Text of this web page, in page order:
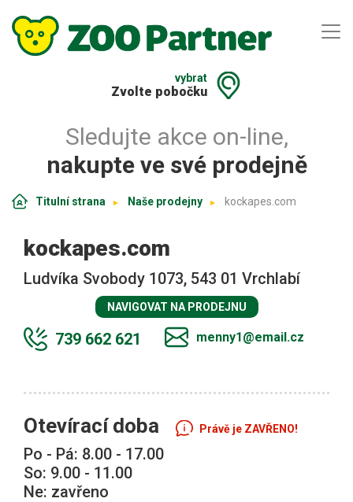
vybrat
Zvolte pobočku
Sledujte akce on-line,
nakupte ve své prodejně
Titulní strana Naše prodejny kockapes.com
kockapes.com
Ludvíka Svobody 1073, 543 01 Vrchlabí
NAVIGOVAT NA PRODEJNU
739 662 621 menny1@email.cz
Otevírací doba Právě je ZAVŘENO!
Po - Pá: 8.00 - 17.00
So: 9.00 - 11.00
Ne: zavřeno